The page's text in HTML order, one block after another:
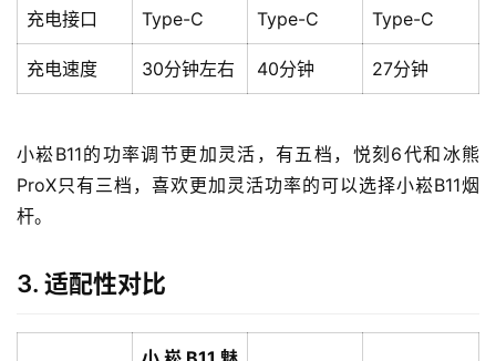
充电接口 Type-C Type-C Type-C
充电速度 30分钟左右 40分钟 27分钟
小崧B11的功率调节更加灵活，有五档，悦刻6代和冰熊
ProX只有三档，喜欢更加灵活功率的可以选择小崧B11烟
杆。
3. 适配性对比